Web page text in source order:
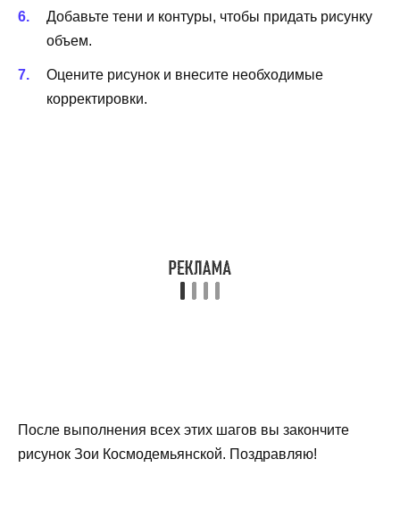
Добавьте тени и контуры, чтобы придать рисунку
объем.
Оцените рисунок и внесите необходимые
корректировки.
После выполнения всех этих шагов вы закончите
рисунок Зои Космодемьянской. Поздравляю!